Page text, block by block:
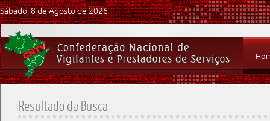
Sábado, 8 de Agosto de 2026
Resultado da Busca